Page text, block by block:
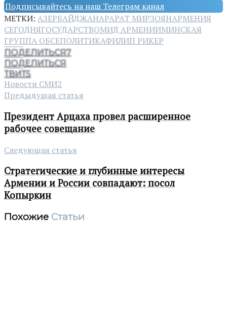
Подписывайтесь на наш Телеграм канал
МЕТКИ: АЗЕРБАЙДЖАНАРАРАТ МИРЗОЯНАРМЕНИЯ
СЕГОДНЯГОСУДАРСТВОМИД АРМЕНИИМИНСКАЯ
ГРУППА ОБСЕПОЛИТИКАФИЛИП РИКЕР
ПОДЕЛИТЬСЯ7
ПОДЕЛИТЬСЯ
ТВИТ5
Новости СМИ2
Предыдущая статья
Президент Арцаха провел расширенное
рабочее совещание
Следующая статья
Стратегические и глубинные интересы
Армении и России совпадают: посол
Копыркин
Похожие Статьи